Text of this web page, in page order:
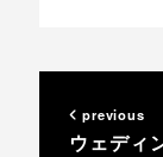
previous
ウェディ